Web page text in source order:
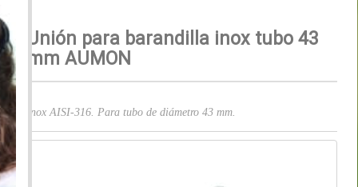
Unión para barandilla inox tubo 43
mm AUMON
Inox AISI-316. Para tubo de diámetro 43 mm.